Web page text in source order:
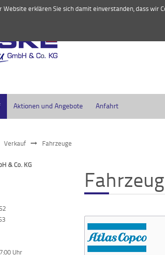
04542 84
Aktionen und Angebote Anfahrt
Verkauf Fahrzeuge
& Co. KG
Uhr
erklären Sie sich damit einverstanden, dass wir